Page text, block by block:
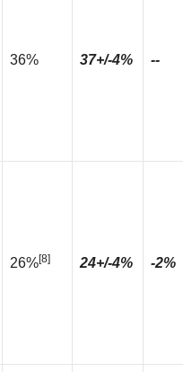
36% 37+/-4% --
26%[8] 24+/-4% -2%